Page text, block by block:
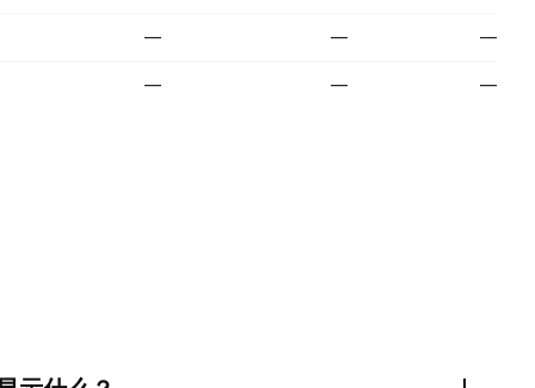
— — —
— — —